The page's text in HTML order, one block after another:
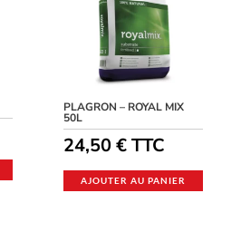
PLAGRON – ROYAL MIX
50L
24,50€TTC
AJOUTER AU PANIER